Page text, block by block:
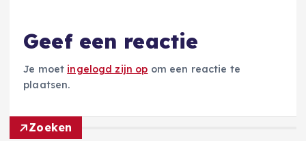
Geef een reactie
Je moet ingelogd zijn op om een reactie te
plaatsen.
Zoeken